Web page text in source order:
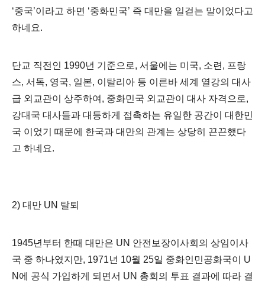
‘중국’이라고 하면 ‘중화민국’ 즉 대만을 일걷는 말이었다고
하네요.
단교 직전인 1990년 기준으로, 서울에는 미국, 소련 , 프랑
스, 서독, 영국, 일본, 이탈리아 등 이른바 세계 열강의 대사
급 외교관이 상주하여 , 중화민국 외교관이 대사 자격으로,
강대국 대사들과 대등하게 접촉하는 유일한 공간이 대한민
국 이었기 때문에 한국과 대만의 관계는 상당히 끈끈했다
고 하네요.
2) 대만 UN 탈퇴
1945년부터 한때 대만은 UN 안전보장이사회의 상임이사
국 중 하나였지만, 1971년 10월 25일 중화인민공화국이
U
N 에 공식 가입하게 되면서 UN 총회의 투표 결과에 따라 결